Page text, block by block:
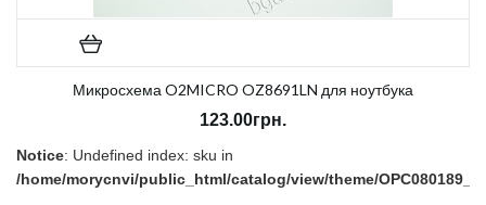
Микросхема O2MICRO OZ8691LN для ноутбука
123.00грн.
Notice: Undefined index: sku in
/home/morycnvi/public_html/catalog/view/theme/